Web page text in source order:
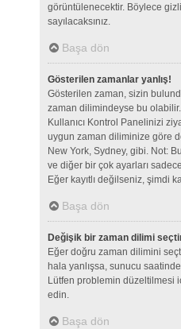
görüntülenecektir. Böylece
sayılacaksınız.
Başa dön
Gösterilen zamanlar yanlış!
Gösterilen zaman, sizin
zaman dilimindeyse bu
Kullanıcı Kontrol Panelinizi
uygun zaman diliminize göre
New York, Sydney, gibi. Not:
ve diğer bir çok ayarları
Eğer kayıtlı değilseniz, şimdi
Başa dön
Değişik bir zaman dilimi
Eğer doğru zaman dilimini
hala yanlışsa, sunucu
Lütfen problemin düzeltilmesi
edin.
Başa dön